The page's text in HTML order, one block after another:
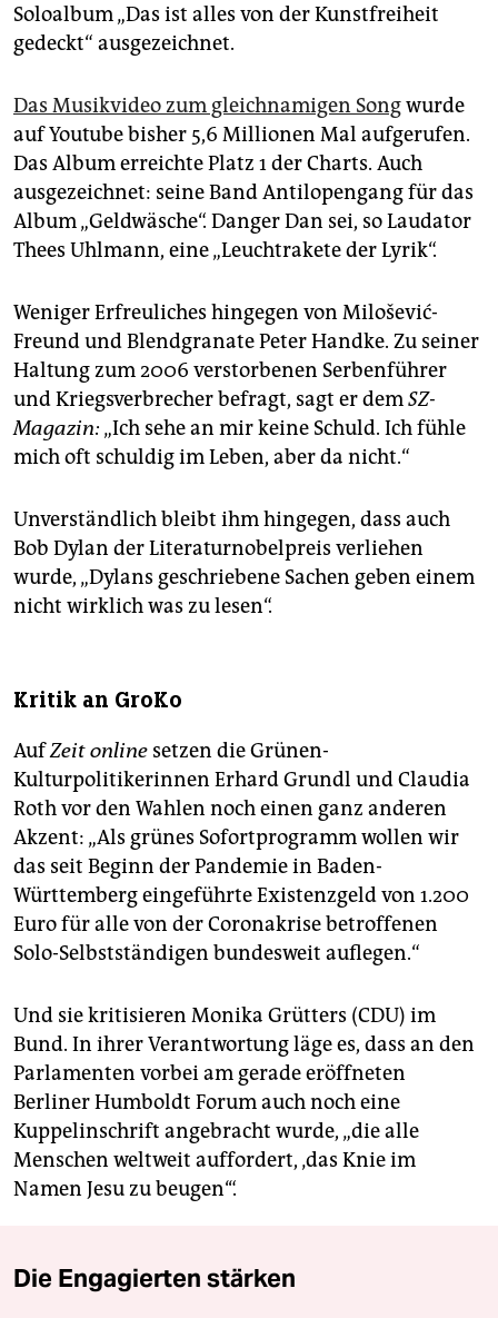
Soloalbum „Das ist alles von der Kunstfreiheit
gedeckt“ ausgezeichnet.
Das Musikvideo zum gleichnamigen Songwurde
auf Youtube bisher 5,6 Millionen Mal aufgerufen.
Das Album erreichte Platz 1 der Charts. Auch
ausgezeichnet: seine Band Antilopengang für das
Album „Geldwäsche“. Danger Dan sei, so Laudator
Thees Uhlmann, eine „Leuchtrakete der Lyrik“.
Weniger Erfreuliches hingegen von Milošević-
Freund und Blendgranate Peter Handke. Zu seiner
Haltung zum 2006 verstorbenen Serbenführer
und Kriegsverbrecher befragt, sagt er demSZ-
Magazin: „Ich sehe an mir keine Schuld. Ich fühle
mich oft schuldig im Leben, aber da nicht.“
Unverständlich bleibt ihm hingegen, dass auch
Bob Dylan der Literaturnobelpreis verliehen
wurde, „Dylans geschriebene Sachen geben einem
nicht wirklich was zu lesen“.
Kritik an GroKo
AufZeit online setzen die Grünen-
Kulturpolitikerinnen Erhard Grundl und Claudia
Roth vor den Wahlen noch einen ganz anderen
Akzent: „Als grünes Sofortprogramm wollen wir
das seit Beginn der Pandemie in Baden-
Württemberg eingeführte Existenzgeld von 1.200
Euro für alle von der Coronakrise betroffenen
Solo-Selbstständigen bundesweit auflegen.“
Und sie kritisieren Monika Grütters (CDU) im
Bund. In ihrer Verantwortung läge es, dass an den
Parlamenten vorbei am gerade eröffneten
Berliner Humboldt Forum auch noch eine
Kuppelinschrift angebracht wurde, „die alle
Menschen weltweit auffordert, ‚das Knie im
Namen Jesu zu beugen‘“.
Die Engagierten stärken